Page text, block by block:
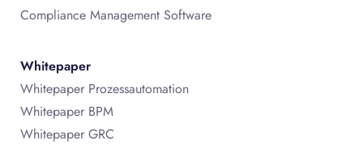
Compliance Management Software
Whitepaper
Whitepaper Prozessautomation
Whitepaper BPM
Whitepaper GRC